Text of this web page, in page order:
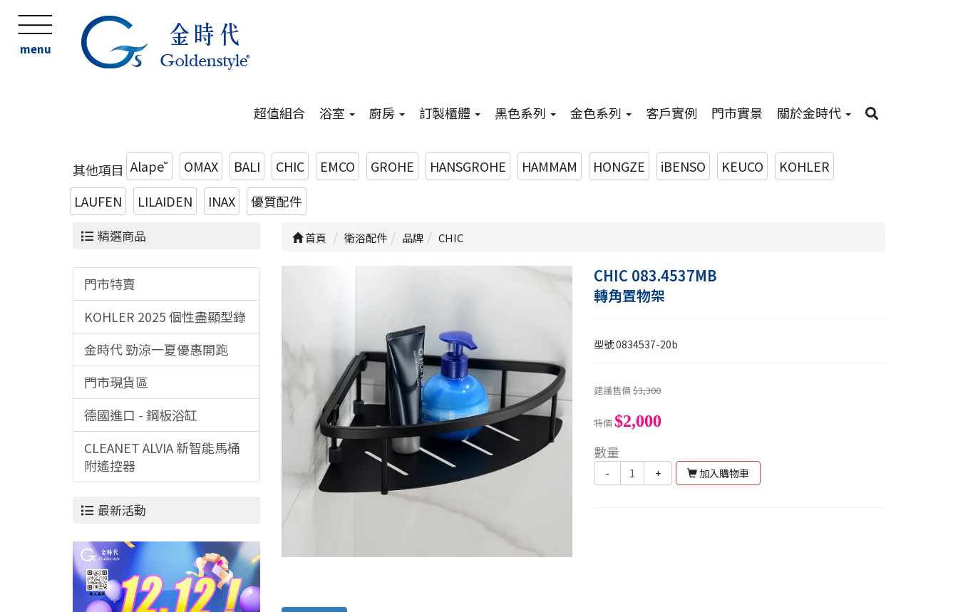
menu
超值組合 浴室 廚房 訂製櫃體 黑色系列 金色系列 客戶實例 門市實景 關於金時代
其他項目 Alape˘ OMAX BALI CHIC EMCO GROHE HANSGROHE HAMMAM HONGZE iBENSO KEUCO
KOHLER
LAUFEN
LILAIDEN INAX 優質配件
精選商品
門市特賣
KOHLER 2025 個性盡顯型錄
金時代 勁涼一夏優惠開跑
門市現貨區
德國進口 - 鋼板浴缸
CLEANET ALVIA 新智能馬桶
附遙控器
最新活動
首頁 衛浴配件 品牌 CHIC
CHIC 083.4537MB
轉角置物架
型號0834537-20b
建議售價$3,300
特價$2,000
數量
- + 加入購物車